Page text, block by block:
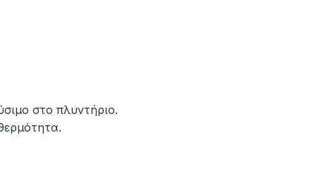
στο πλυντήριο.